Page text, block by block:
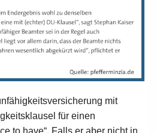
mit
für einen
to have“. Falls er aber nicht in